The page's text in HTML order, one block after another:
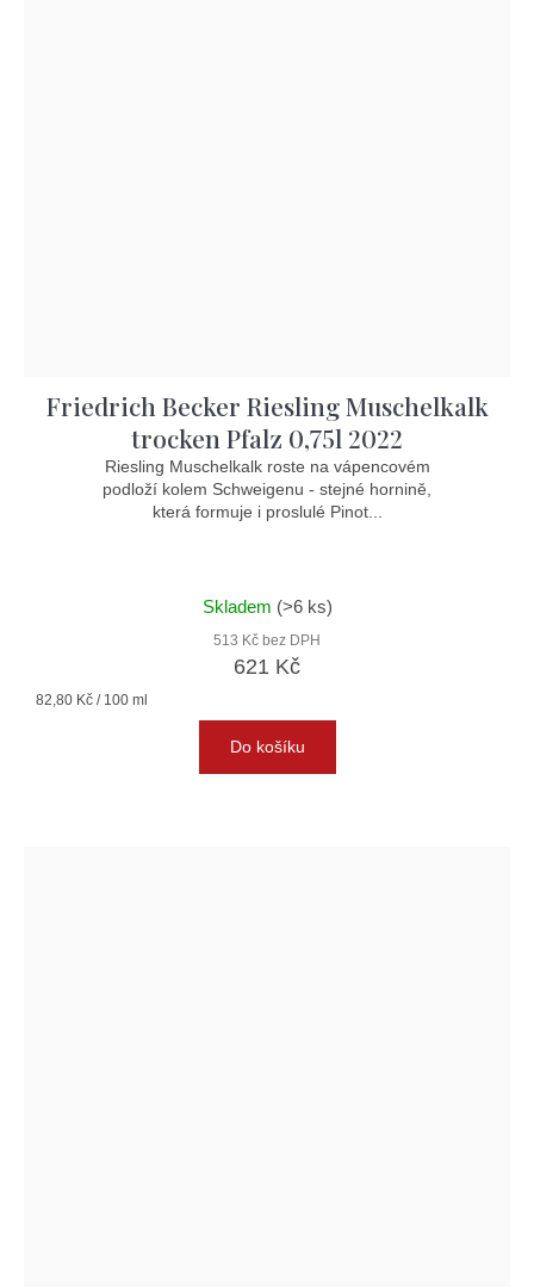
Friedrich Becker Riesling Muschelkalk
trocken Pfalz 0,75l 2022
Riesling Muschelkalk roste na vápencovém
podloží kolem Schweigenu - stejné hornině,
která formuje i proslulé Pinot...
Skladem (>6 ks)
513 Kč bez DPH
621 Kč
Měrná
82,80 Kč / 100 ml
Do košíku